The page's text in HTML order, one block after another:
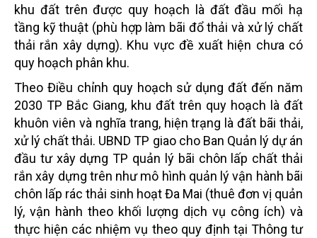
khu đất trên được quy hoạch là đất đầu mối hạ
tầng kỹ thuật (phù hợp làm bãi đổ thải và xử lý chất
thải rắn xây dựng). Khu vực đề xuất hiện chưa có
quy hoạch phân khu.
Theo Điều chỉnh quy hoạch sử dụng đất đến năm
2030 TP Bắc Giang, khu đất trên quy hoạch là đất
khuôn viên và nghĩa trang, hiện trạng là đất bãi thải,
xử lý chất thải. UBND TP giao cho Ban Quản lý dự án
đầu tư xây dựng TP quản lý bãi chôn lấp chất thải
rắn xây dựng trên như mô hình quản lý vận hành bãi
chôn lấp rác thải sinh hoạt Đa Mai (thuê đơn vị quản
lý, vận hành theo khối lượng dịch vụ công ích) và
thực hiện các nhiệm vụ theo quy định tại Thông tư